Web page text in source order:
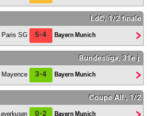
LdC, 1/2 finale
Paris SG 5-4 Bayern Munich
Bundesliga, 31e j.
Mayence 3-4 Bayern Munich
Coupe All., 1/2
0-2 Bayern Munich